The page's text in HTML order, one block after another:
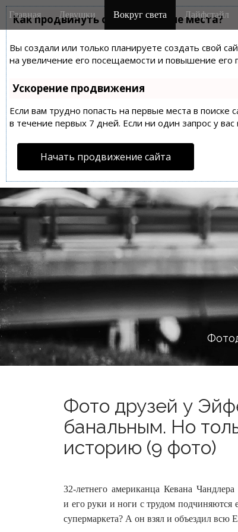
Как продвинуть сайт на первые места?
Вы создали или только планируете создать свой
на увеличение его посещаемости и повышение его
Ускорение продвижения
Если вам трудно попасть на первые места в поиске
в течение первых 7 дней. Если ни один запрос у
Начать продвижение сайта
M
a
n
m
e
n
u
i
Главная Девушки Вокруг света Лайфстайл
Фото друзей у
банальным. Но
историю (9 фото)
32-летнего американца Кевана
и его руки и ноги с трудом подчиняются
супермаркета? А он взял и объездил всю